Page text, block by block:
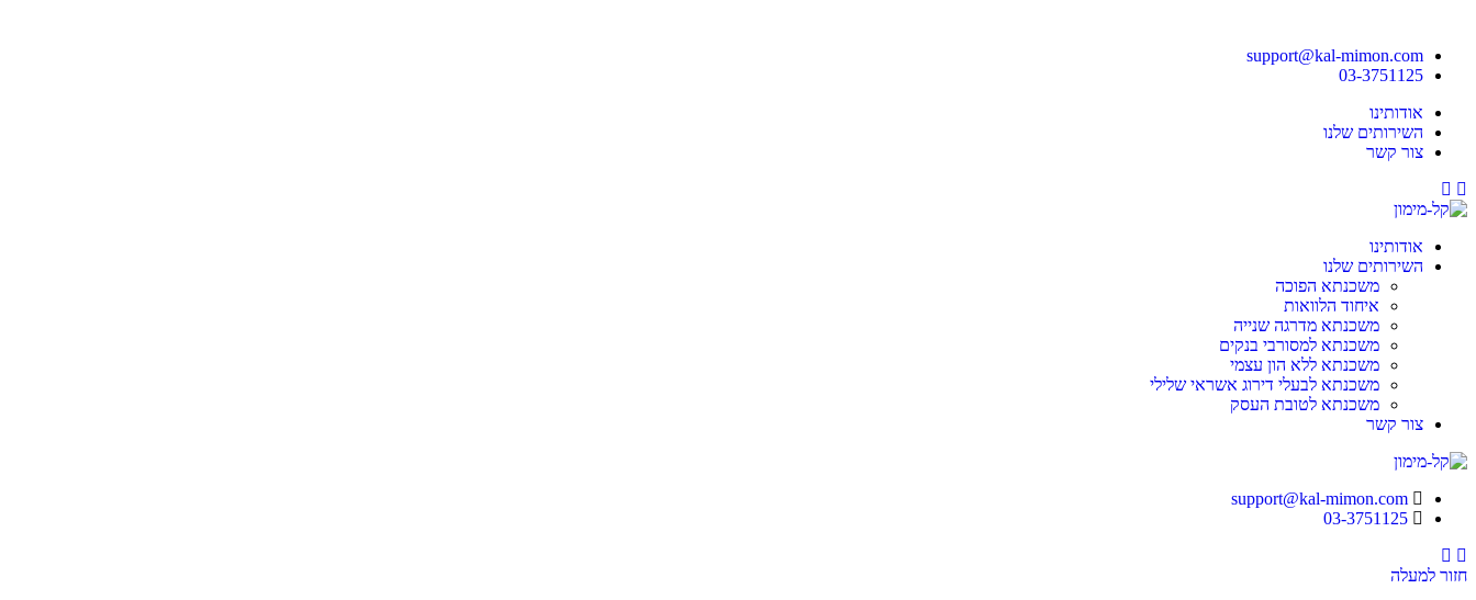
support@kal-mimon.com
03-3751125
אודותינו
השירותים שלנו
צור קשר
Facebook
אודותינו
השירותים שלנו
משכנתא הפוכה
איחוד הלוואות
משכנתא מדרגה שנייה
משכנתא למסורבי בנקים
משכנתא ללא הון עצמי
משכנתא לבעלי דירוג אשראי שלילי
משכנתא לטובת העסק
צור קשר
support@kal-mimon.com
03-3751125
Facebook
חזור למעלה